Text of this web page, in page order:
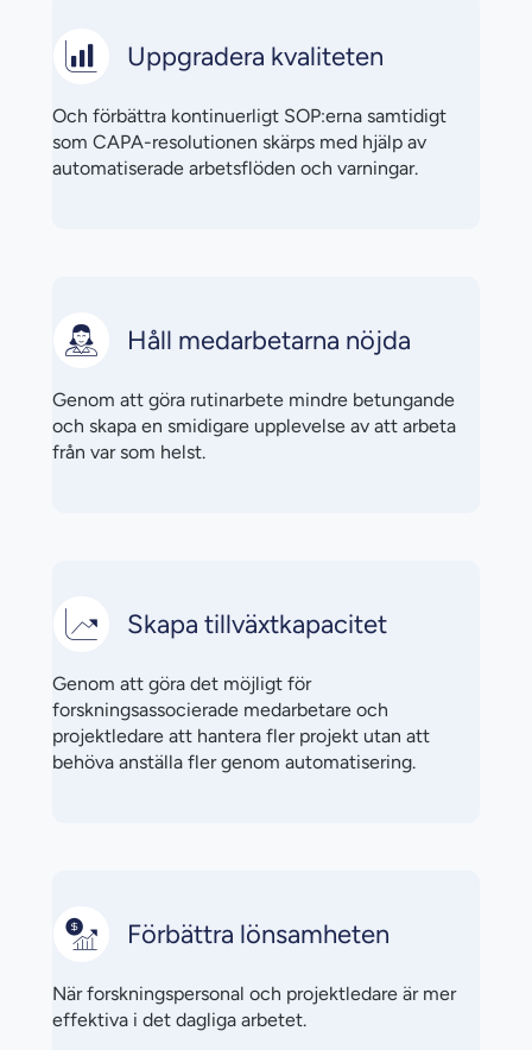
Uppgradera kvaliteten
Och förbättra kontinuerligt SOP:erna samtidigt
som CAPA-resolutionen skärps med hjälp av
automatiserade arbetsflöden och varningar.
Håll medarbetarna nöjda
Genom att göra rutinarbete mindre betungande
och skapa en smidigare upplevelse av att arbeta
från var som helst.
Skapa tillväxtkapacitet
Genom att göra det möjligt för
forskningsassocierade medarbetare och
projektledare att hantera fler projekt utan att
behöva anställa fler genom automatisering.
Förbättra lönsamheten
När forskningspersonal och projektledare är mer
effektiva i det dagliga arbetet.